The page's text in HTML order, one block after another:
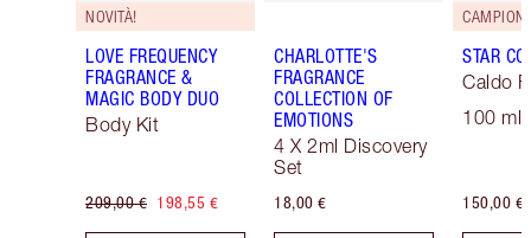
NOVITÀ!
LOVE FREQUENCY
FRAGRANCE &
MAGIC BODY DUO
Body Kit
209,00 € 198,55 €
CHARLOTTE'S
FRAGRANCE
COLLECTION OF
EMOTIONS
4 X 2ml Discovery
Set
18,00 €
STAR
Caldo
100 ml
150,00 €